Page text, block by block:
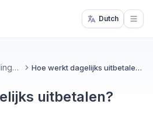
Dutch
Salaris en uitbetalingen Hoe werkt dagelijks uitbetalen?
uitbetalen?